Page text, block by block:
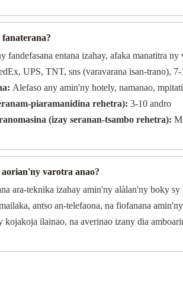
fandefasana entana izahay, afaka manatitra
UPS, TNT, sns (varavarana isan-trano), 7-
Alefaso any amin'ny hotely, namanao,
piaramanidina rehetra): 3-10 andro
(izay seranan-tsambo rehetra):
varotra anao?
ara-teknika izahay amin'ny alàlan'ny boky
antso an-telefaona, na fiofanana
kojakoja ilainao, na averinao izany dia